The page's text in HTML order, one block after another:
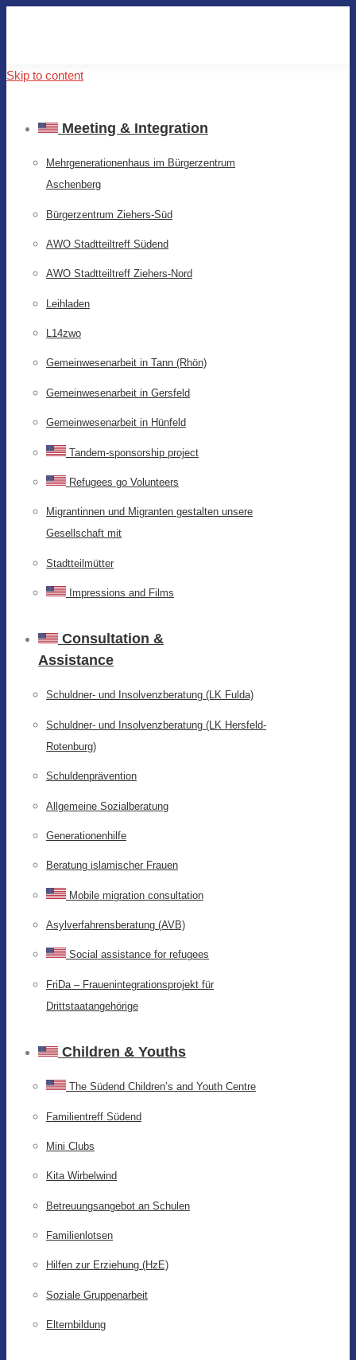
Skip to content
Meeting & Integration
Mehrgenerationenhaus im Bürgerzentrum
Aschenberg
Bürgerzentrum Ziehers-Süd
AWO Stadtteiltreff Südend
AWO Stadtteiltreff Ziehers-Nord
Leihladen
L14zwo
Gemeinwesenarbeit in Tann (Rhön)
Gemeinwesenarbeit in Gersfeld
Gemeinwesenarbeit in Hünfeld
Tandem-sponsorship project
Refugees go Volunteers
Migrantinnen und Migranten gestalten unsere
Gesellschaft mit
Stadtteilmütter
Impressions and Films
Consultation &
Assistance
Schuldner- und Insolvenzberatung (LK Fulda)
Schuldner- und Insolvenzberatung (LK Hersfeld-
Rotenburg)
Schuldenprävention
Allgemeine Sozialberatung
Generationenhilfe
Beratung islamischer Frauen
Mobile migration consultation
Asylverfahrensberatung (AVB)
Social assistance for refugees
FriDa – Frauenintegrationsprojekt für
Drittstaatangehörige
Children & Youths
The Südend Children’s and Youth Centre
Familientreff Südend
Mini Clubs
Kita Wirbelwind
Betreuungsangebot an Schulen
Familienlotsen
Hilfen zur Erziehung (HzE)
Soziale Gruppenarbeit
Elternbildung